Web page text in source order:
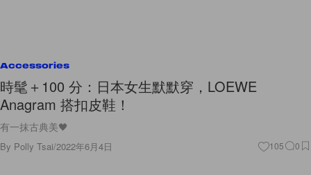
Accessories
時髦＋100 分：日本女生默默穿，LOEWE
Anagram 搭扣皮鞋！
有一抹古典美🖤
By Polly Tsai/2022年6月4日 105 0